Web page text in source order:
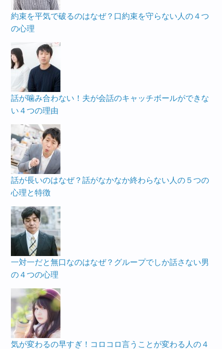
約束を平気で破るのはなぜ？口約束を守らない人の４つ
の心理
話が噛み合わない！夫が会話のキャッチボールができな
い４つの理由
話が長いのはなぜ？話がなかなか終わらない人の５つの
心理と特徴
一対一だと無口なのはなぜ？グループでしか話さない男
の４つの心理
気が変わるの早すぎ！コロコロ言うことが変わる人の４